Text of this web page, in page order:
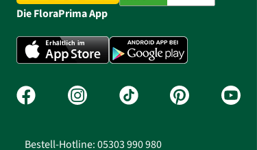
Die FloraPrima App
Bestell-Hotline: 05303 990 980